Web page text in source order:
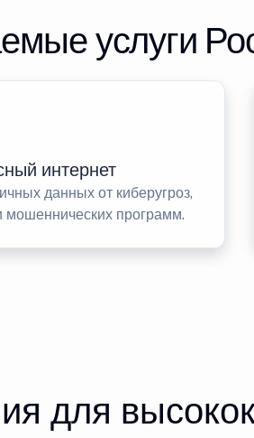
услуги
интернет
данных от киберугроз,
мошеннических программ.
для